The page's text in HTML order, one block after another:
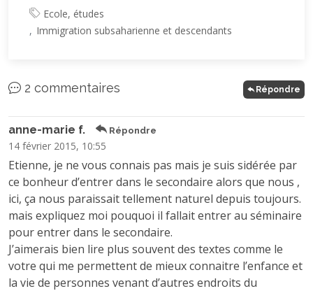
Ecole, études
Immigration subsaharienne et descendants
2 commentaires Répondre
anne-marie f. Répondre
14 février 2015, 10:55
Etienne, je ne vous connais pas mais je suis sidérée par
ce bonheur d’entrer dans le secondaire alors que nous ,
ici, ça nous paraissait tellement naturel depuis toujours.
mais expliquez moi pouquoi il fallait entrer au séminaire
pour entrer dans le secondaire.
J’aimerais bien lire plus souvent des textes comme le
votre qui me permettent de mieux connaitre l’enfance et
la vie de personnes venant d’autres endroits du